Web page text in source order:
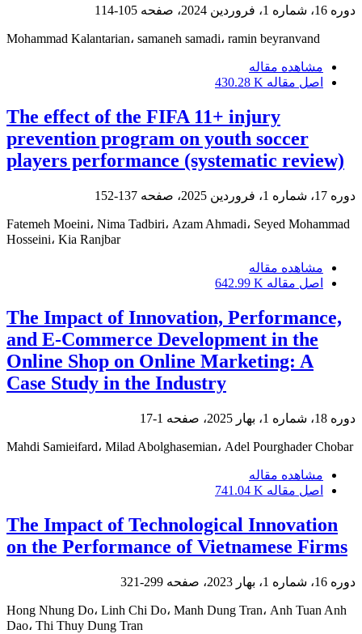
دوره 16، شماره 1، فروردین 2024، صفحه 105-114
Mohammad Kalantarian، samaneh samadi، ramin beyranvand
مشاهده مقاله
اصل مقاله 430.28 K
The effect of the FIFA 11+ injury
prevention program on youth soccer
players performance (systematic review)
دوره 17، شماره 1، فروردین 2025، صفحه 137-152
Fatemeh Moeini، Nima Tadbiri، Azam Ahmadi، Seyed Mohammad
Hosseini، Kia Ranjbar
مشاهده مقاله
اصل مقاله 642.99 K
The Impact of Innovation, Performance,
and E-Commerce Development in the
Online Shop on Online Marketing: A
Case Study in the Industry
دوره 18، شماره 1، بهار 2025، صفحه 1-17
Mahdi Samieifard، Milad Abolghasemian، Adel Pourghader Chobar
مشاهده مقاله
اصل مقاله 741.04 K
The Impact of Technological Innovation
on the Performance of Vietnamese Firms
دوره 16، شماره 1، بهار 2023، صفحه 299-321
Hong Nhung Do، Linh Chi Do، Manh Dung Tran، Anh Tuan Anh
Dao، Thi Thuy Dung Tran